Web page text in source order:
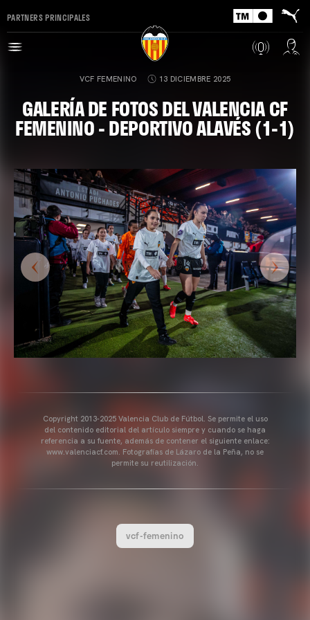
PARTNERS PRINCIPALES
VCF FEMENINO 13 DICIEMBRE 2025
GALERÍA DE FOTOS DEL VALENCIA CF
FEMENINO - DEPORTIVO ALAVÉS (1-1)
Copyright 2013-2025 Valencia Club de Fútbol. Se permite el uso
del contenido editorial del artículo siempre y cuando se haga
referencia a su fuente, además de contener el siguiente enlace:
www.valenciacf.com. Fotografías de Lázaro de la Peña, no se
permite su reutilización.
vcf-femenino